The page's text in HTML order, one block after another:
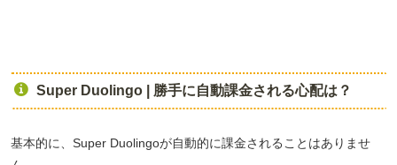
Super Duolingo | 勝手に自動課金される心配は？
基本的に、Super Duolingoが自動的に課金されることはありませ